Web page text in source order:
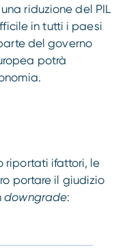
riduzione del PIL
in tutti i paesi
del governo
potrà
riportati ifattori, le
portare il giudizio
downgrade: